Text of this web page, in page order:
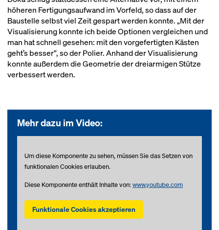
höheren Fertigungsaufwand im Vorfeld, so dass auf der
Baustelle selbst viel Zeit gespart werden konnte. „Mit der
Visualisierung konnte ich beide Optionen vergleichen und
man hat schnell gesehen: mit den vorgefertigten Kästen
geht’s besser“, so der Polier. Anhand der Visualisierung
konnte außerdem die Geometrie der dreiarmigen Stütze
verbessert werden.
Mehr dazu im Video:
Um diese Komponente zu sehen, müssen Sie das Setzen von
funktionalen Cookies erlauben.
Diese Komponente enthält Inhalte von:www.youtube.com
Funktionale Cookies akzeptieren